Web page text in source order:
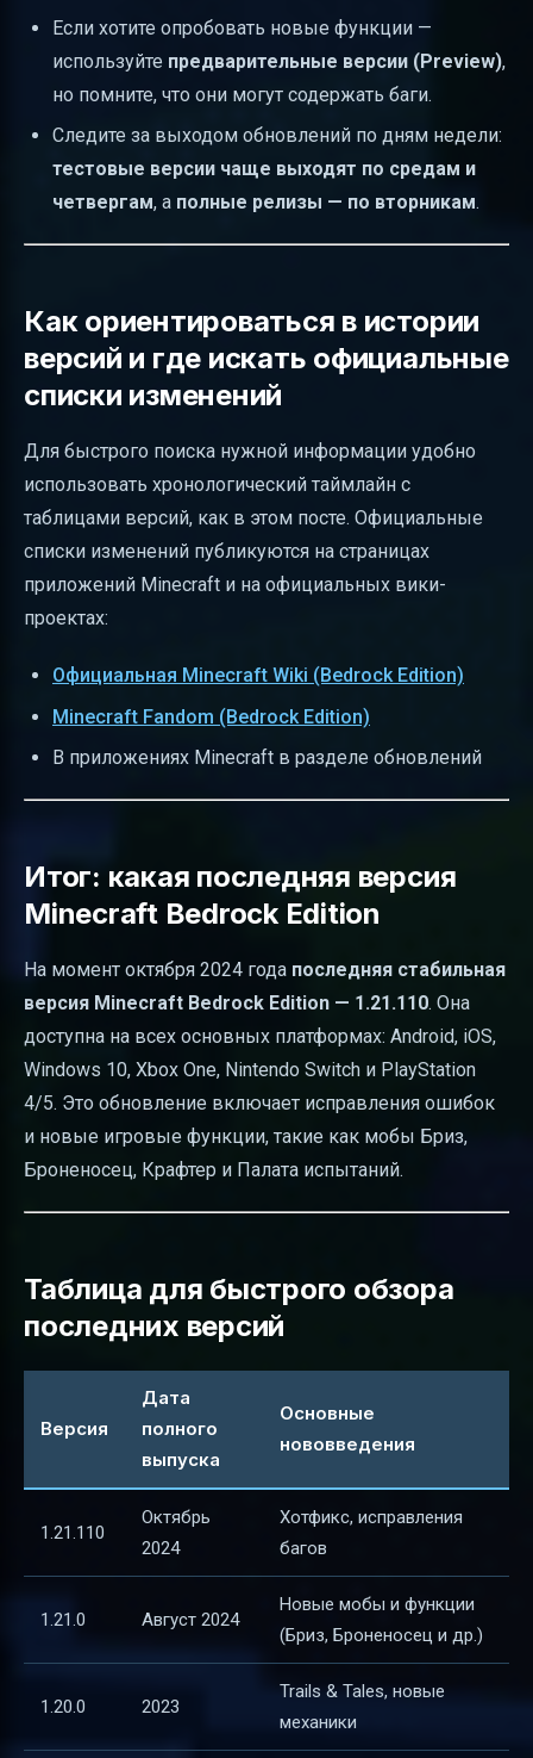
Если хотите опробовать новые функции —
используйте предварительные версии (Preview),
но помните, что они могут содержать баги.
Следите за выходом обновлений по дням недели:
тестовые версии чаще выходят по средам и
четвергам, а полные релизы — по вторникам.
Как ориентироваться в истории
версий и где искать официальные
списки изменений
Для быстрого поиска нужной информации удобно
использовать хронологический таймлайн с
таблицами версий, как в этом посте. Официальные
списки изменений публикуются на страницах
приложений Minecraft и на официальных вики-
проектах:
Официальная Minecraft Wiki (Bedrock Edition)
Minecraft Fandom (Bedrock Edition)
В приложениях Minecraft в разделе обновлений
Итог: какая последняя версия
Minecraft Bedrock Edition
На момент октября 2024 года последняя стабильная
версия Minecraft Bedrock Edition — 1.21.110. Она
доступна на всех основных платформах: Android, iOS,
Windows 10, Xbox One, Nintendo Switch и PlayStation
4/5. Это обновление включает исправления ошибок
и новые игровые функции, такие как мобы Бриз,
Броненосец, Крафтер и Палата испытаний.
Таблица для быстрого обзора
последних версий
Версия
Дата
полного
выпуска
Основные
нововведения
1.21.110
Октябрь
2024
Хотфикс, исправления
багов
1.21.0 Август 2024
Новые мобы и функции
(Бриз, Броненосец и др.)
1.20.0 2023
Trails & Tales, новые
механики